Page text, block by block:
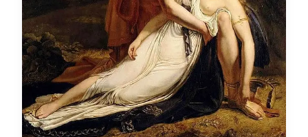
關於我們
會員專區
SEARCH